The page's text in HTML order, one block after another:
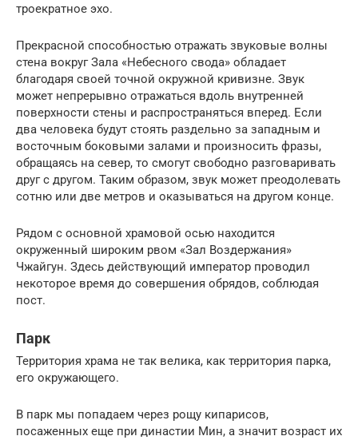
троекратное эхо.
Прекрасной способностью отражать звуковые волны
стена вокруг Зала «Небесного свода» обладает
благодаря своей точной окружной кривизне. Звук
может непрерывно отражаться вдоль внутренней
поверхности стены и распространяться вперед. Если
два человека будут стоять раздельно за западным и
восточным боковыми залами и произносить фразы,
обращаясь на север, то смогут свободно разговаривать
друг с другом. Таким образом, звук может преодолевать
сотню или две метров и оказываться на другом конце.
Рядом с основной храмовой осью находится
окруженный широким рвом «Зал Воздержания»
Чжайгун. Здесь действующий император проводил
некоторое время до совершения обрядов, соблюдая
пост.
Парк
Территория храма не так велика, как территория парка,
его окружающего.
В парк мы попадаем через рощу кипарисов,
посаженных еще при династии Мин, а значит возраст их